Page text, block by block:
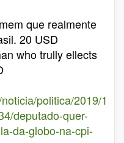
que realmente
20 USD
who trully ellects
politica/2019/1
deputado-quer-
da-globo-na-cpi-